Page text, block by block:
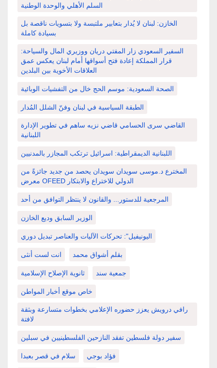
السلم الأهلي والوحدة الوطنية
الخازن: لبنان لا يُدار بتعابير ملتبسة ولا بتسويات ناقصة بل
بسيادة كاملة
السفير السعودي زار المفتي دريان ووزيري المال والسياحة:
قرار المملكة إعادة فتح أسواقها أمام لبنان يعكس عمق
العلاقات الأخوية بين البلدين
الصحة السعودية: موسم الحج خال من التفشيات الوبائية
الطبقة السياسية في لبنان وفنّ الشلل المُدار
القاضي سرى الحسامي قاضي نزيه ساهم في تطوير الإدارة
اللبنانية
اللبنانية الديمقراطية: اسرائيل ترتكب المجازر بالمدنيين
المخترع د.موسى سويدان سويدان يحصد من جديد جائزةً من
معرض OFEED الدولي للاختراع والابتكار
المرجعية للدستور... والقانون لا ينتظر التوافق من أحد
الوزير السابق وديع الخازن
اليونيفيل": تحركات الآليات والعناصر تبديل دوري
انت لست أنثى بقلم أشواق محمد
ثانوية الإصلاح الإسلامية جمعية سند
خاص موقع أخبار المواطن
رافي درويش يعزز حضوره الإعلامي بخطوات متسارعة وبثقة
لافتة
سفير دولة فلسطين تفقد النازحين الفلسطينيين في سبلين
سلام في قصر بعبدا فؤاد بوجي